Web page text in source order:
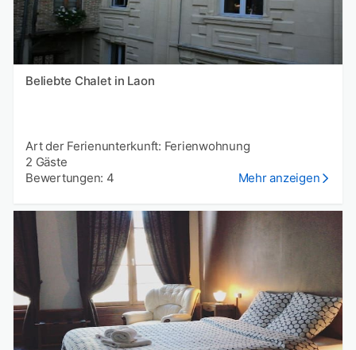
Beliebte Chalet in Laon
Art der Ferienunterkunft: Ferienwohnung
2 Gäste
Bewertungen: 4
Mehr anzeigen